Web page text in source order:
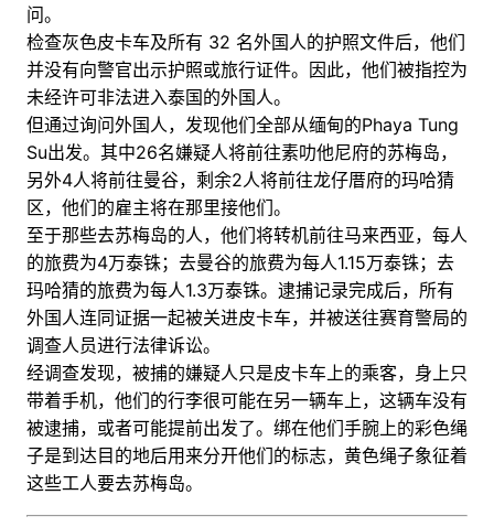
问。
检查灰色皮卡车及所有 32 名外国人的护照文件后，他们
并没有向警官出示护照或旅行证件。因此，他们被指控为
未经许可非法进入泰国的外国人。
但通过询问外国人，发现他们全部从缅甸的Phaya Tung
Su出发。其中26名嫌疑人将前往素叻他尼府的苏梅岛，
另外4人将前往曼谷，剩余2人将前往龙仔厝府的玛哈猜
区，他们的雇主将在那里接他们。
至于那些去苏梅岛的人，他们将转机前往马来西亚，每人
的旅费为4万泰铢；去曼谷的旅费为每人1.15万泰铢；去
玛哈猜的旅费为每人1.3万泰铢。逮捕记录完成后，所有
外国人连同证据一起被关进皮卡车，并被送往赛育警局的
调查人员进行法律诉讼。
经调查发现，被捕的嫌疑人只是皮卡车上的乘客，身上只
带着手机，他们的行李很可能在另一辆车上，这辆车没有
被逮捕，或者可能提前出发了。绑在他们手腕上的彩色绳
子是到达目的地后用来分开他们的标志，黄色绳子象征着
这些工人要去苏梅岛。